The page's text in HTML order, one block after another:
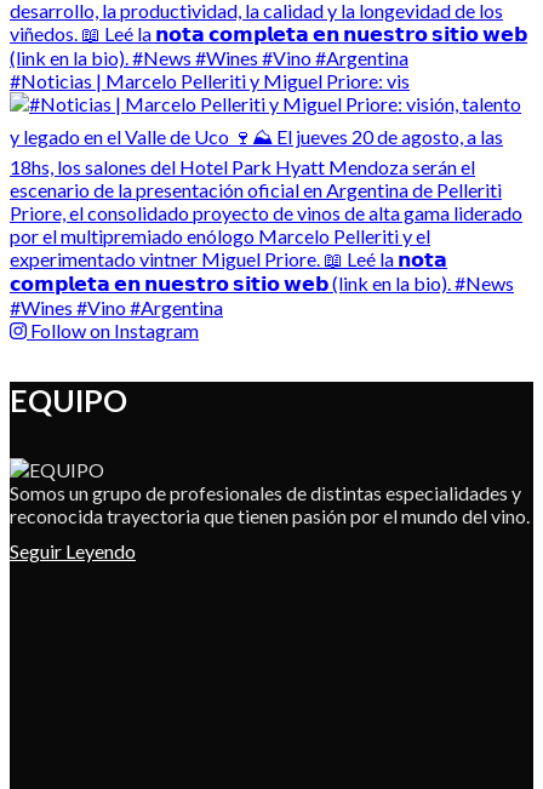
#Noticias | Marcelo Pelleriti y Miguel Priore: vis
Follow on Instagram
EQUIPO
Somos un grupo de profesionales de distintas especialidades y
reconocida trayectoria que tienen pasión por el mundo del vino.
Seguir Leyendo